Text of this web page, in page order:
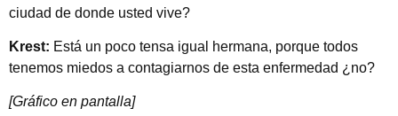
ciudad de donde usted vive?
Krest: Está un poco tensa igual hermana, porque todos
tenemos miedos a contagiarnos de esta enfermedad ¿no?
[Gráfico en pantalla]